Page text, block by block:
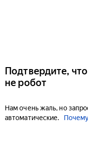
Подтвердите,
не робот
Нам очень жаль, но
автоматические.